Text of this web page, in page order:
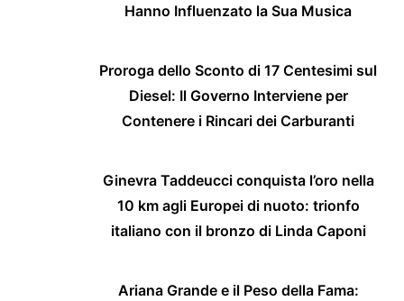
Hanno Influenzato la Sua Musica
Proroga dello Sconto di 17 Centesimi sul
Diesel: Il Governo Interviene per
Contenere i Rincari dei Carburanti
Ginevra Taddeucci conquista l’oro nella
10 km agli Europei di nuoto: trionfo
italiano con il bronzo di Linda Caponi
Ariana Grande e il Peso della Fama: